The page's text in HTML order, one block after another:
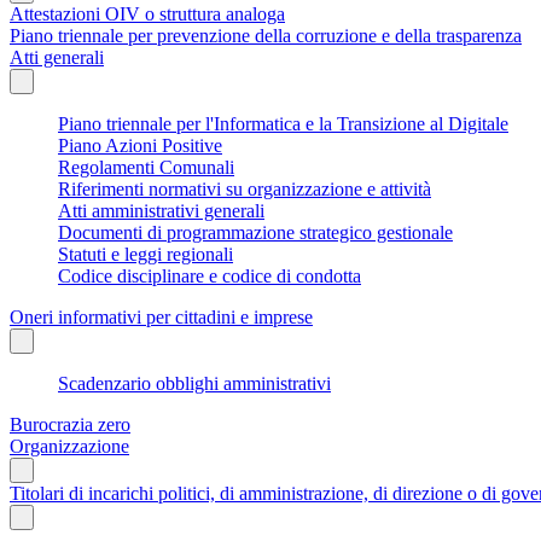
Attestazioni OIV o struttura analoga
Piano triennale per prevenzione della corruzione e della trasparenza
Atti generali
Piano triennale per l'Informatica e la Transizione al Digitale
Piano Azioni Positive
Regolamenti Comunali
Riferimenti normativi su organizzazione e attività
Atti amministrativi generali
Documenti di programmazione strategico gestionale
Statuti e leggi regionali
Codice disciplinare e codice di condotta
Oneri informativi per cittadini e imprese
Scadenzario obblighi amministrativi
Burocrazia zero
Organizzazione
Titolari di incarichi politici, di amministrazione, di direzione o di